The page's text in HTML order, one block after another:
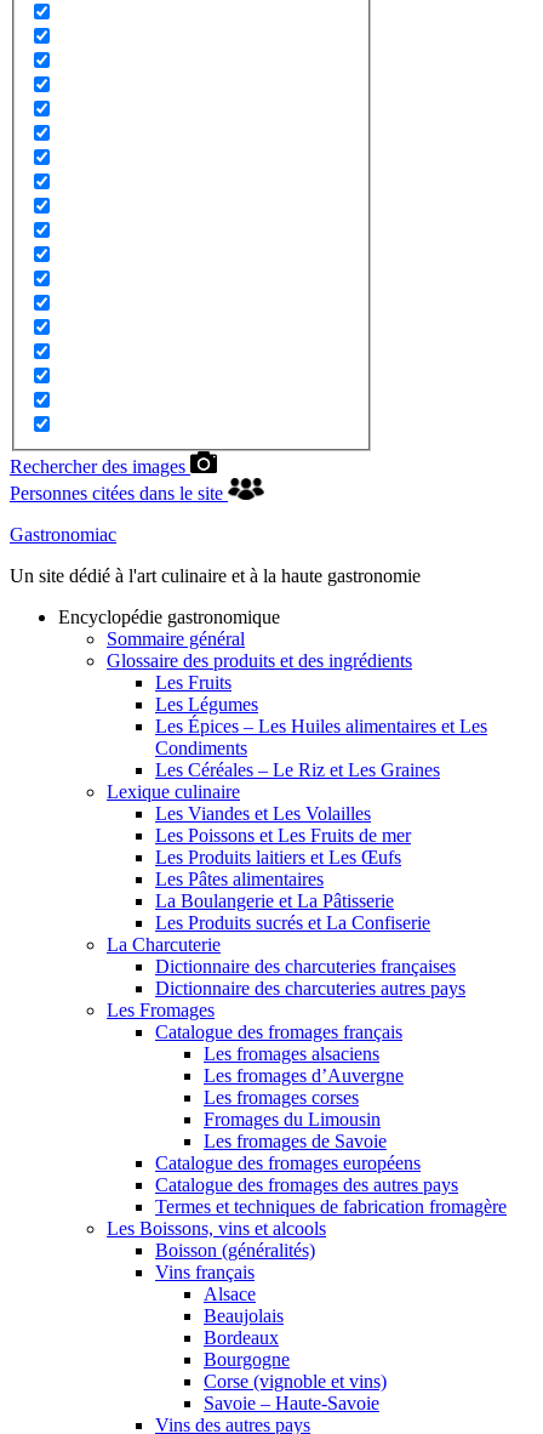
Rechercher des images
Personnes citées dans le site
Gastronomiac
Un site dédié à l'art culinaire et à la haute gastronomie
Encyclopédie gastronomique
Sommaire général
Glossaire des produits et des ingrédients
Les Fruits
Les Légumes
Les Épices – Les Huiles alimentaires et Les
Condiments
Les Céréales – Le Riz et Les Graines
Lexique culinaire
Les Viandes et Les Volailles
Les Poissons et Les Fruits de mer
Les Produits laitiers et Les Œufs
Les Pâtes alimentaires
La Boulangerie et La Pâtisserie
Les Produits sucrés et La Confiserie
La Charcuterie
Dictionnaire des charcuteries françaises
Dictionnaire des charcuteries autres pays
Les Fromages
Catalogue des fromages français
Les fromages alsaciens
Les fromages d’Auvergne
Les fromages corses
Fromages du Limousin
Les fromages de Savoie
Catalogue des fromages européens
Catalogue des fromages des autres pays
Termes et techniques de fabrication fromagère
Les Boissons, vins et alcools
Boisson (généralités)
Vins français
Alsace
Beaujolais
Bordeaux
Bourgogne
Corse (vignoble et vins)
Savoie – Haute-Savoie
Vins des autres pays